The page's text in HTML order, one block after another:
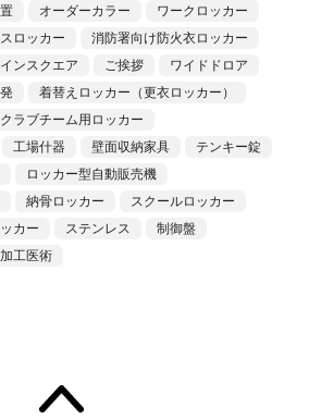
オーダーカラー
ワークロッカー
ロッカー
消防署向け防火衣ロッカー
ンスクエア ご挨拶
ワイドドロア
着替えロッカー（更衣ロッカー）
クラブチーム用ロッカー
工場什器 壁面収納家具
テンキー錠
ロッカー型自動販売機
納骨ロッカー
スクールロッカー
カー ステンレス
制御盤
工医術